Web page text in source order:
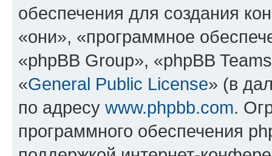
обеспечения для создания
«они», «программное
«phpBB Group», «phpBB
«General Public License» (в
по адресу www.phpbb.com.
программного обеспечения